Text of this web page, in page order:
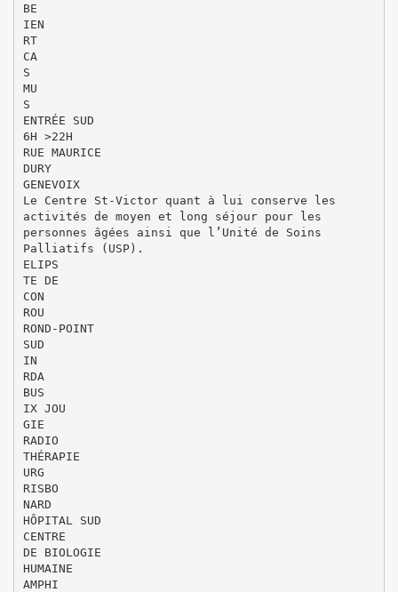
BE
IEN
RT
CA
S
MU
S
ENTRÉE SUD
6H >22H
RUE MAURICE
DURY
GENEVOIX
Le Centre St-Victor quant à lui conserve les
activités de moyen et long séjour pour les
personnes âgées ainsi que l’Unité de Soins
Palliatifs (USP).
ELIPS
TE DE
CON
ROU
ROND-POINT
SUD
IN
RDA
BUS
IX JOU
GIE
RADIO
THÉRAPIE
URG
RISBO
NARD
HÔPITAL SUD
CENTRE
DE BIOLOGIE
HUMAINE
AMPHI